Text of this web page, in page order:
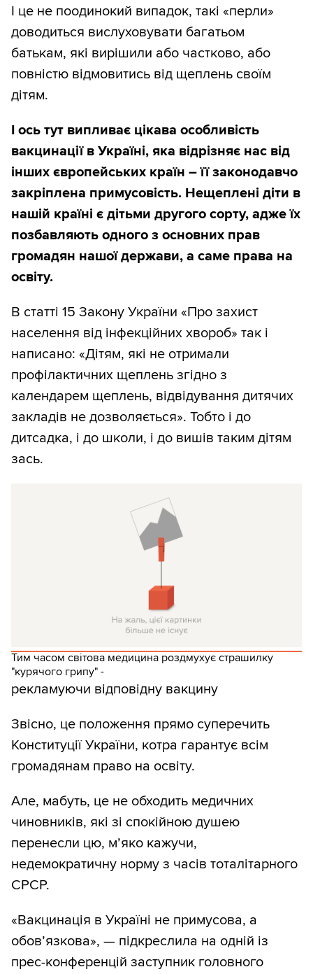
І це не поодинокий випадок, такі «перли»
доводиться вислуховувати багатьом
батькам, які вирішили або частково, або
повністю відмовитись від щеплень своїм
дітям.
І ось тут випливає цікава особливість
вакцинації в Україні, яка відрізняє нас від
інших європейських країн – її законодавчо
закріплена примусовість. Нещеплені діти в
нашій країні є дітьми другого сорту, адже їх
позбавляють одного з основних прав
громадян нашої держави, а саме права на
освіту.
В статті 15 Закону України «Про захист
населення від інфекційних хвороб» так і
написано: «Дітям, які не отримали
профілактичних щеплень згідно з
календарем щеплень, відвідування дитячих
закладів не дозволяється». Тобто і до
дитсадка, і до школи, і до вишів таким дітям
зась.
Тим часом світова медицина роздмухує страшилку
"курячого грипу" -
рекламуючи відповідну вакцину
Звісно, це положення прямо суперечить
Конституції України, котра гарантує всім
громадянам право на освіту.
Але, мабуть, це не обходить медичних
чиновників, які зі спокійною душею
перенесли цю, м’яко кажучи,
недемократичну норму з часів тоталітарного
СРСР.
«Вакцинація в Україні не примусова, а
обов’язкова», — підкреслила на одній із
прес-конференцій заступник головного